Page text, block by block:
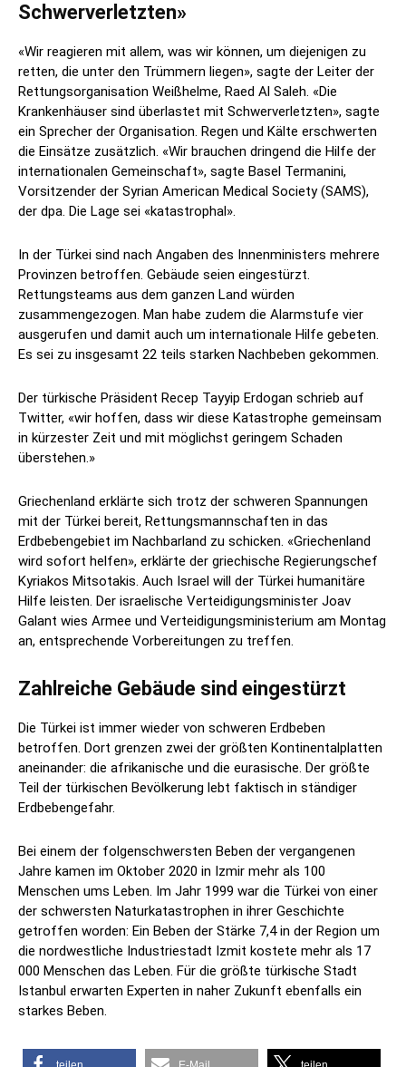
Schwerverletzten»
«Wir reagieren mit allem, was wir können, um diejenigen zu
retten, die unter den Trümmern liegen», sagte der Leiter der
Rettungsorganisation Weißhelme, Raed Al Saleh. «Die
Krankenhäuser sind überlastet mit Schwerverletzten», sagte
ein Sprecher der Organisation. Regen und Kälte erschwerten
die Einsätze zusätzlich. «Wir brauchen dringend die Hilfe der
internationalen Gemeinschaft», sagte Basel Termanini,
Vorsitzender der Syrian American Medical Society (SAMS),
der dpa. Die Lage sei «katastrophal».
In der Türkei sind nach Angaben des Innenministers mehrere
Provinzen betroffen. Gebäude seien eingestürzt.
Rettungsteams aus dem ganzen Land würden
zusammengezogen. Man habe zudem die Alarmstufe vier
ausgerufen und damit auch um internationale Hilfe gebeten.
Es sei zu insgesamt 22 teils starken Nachbeben gekommen.
Der türkische Präsident Recep Tayyip Erdogan schrieb auf
Twitter, «wir hoffen, dass wir diese Katastrophe gemeinsam
in kürzester Zeit und mit möglichst geringem Schaden
überstehen.»
Griechenland erklärte sich trotz der schweren Spannungen
mit der Türkei bereit, Rettungsmannschaften in das
Erdbebengebiet im Nachbarland zu schicken. «Griechenland
wird sofort helfen», erklärte der griechische Regierungschef
Kyriakos Mitsotakis. Auch Israel will der Türkei humanitäre
Hilfe leisten. Der israelische Verteidigungsminister Joav
Galant wies Armee und Verteidigungsministerium am Montag
an, entsprechende Vorbereitungen zu treffen.
Zahlreiche Gebäude sind eingestürzt
Die Türkei ist immer wieder von schweren Erdbeben
betroffen. Dort grenzen zwei der größten Kontinentalplatten
aneinander: die afrikanische und die eurasische. Der größte
Teil der türkischen Bevölkerung lebt faktisch in ständiger
Erdbebengefahr.
Bei einem der folgenschwersten Beben der vergangenen
Jahre kamen im Oktober 2020 in Izmir mehr als 100
Menschen ums Leben. Im Jahr 1999 war die Türkei von einer
der schwersten Naturkatastrophen in ihrer Geschichte
getroffen worden: Ein Beben der Stärke 7,4 in der Region um
die nordwestliche Industriestadt Izmit kostete mehr als 17
000 Menschen das Leben. Für die größte türkische Stadt
Istanbul erwarten Experten in naher Zukunft ebenfalls ein
starkes Beben.